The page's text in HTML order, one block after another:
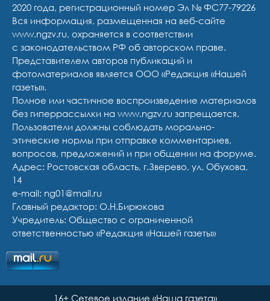
2020 года, регистрационный номер Эл № ФС77-79226
Вся информация, размещенная на веб-сайте
www.ngzv.ru, охраняется в соответствии
с законодательством РФ об авторском праве.
Представителем авторов публикаций и
фотоматериалов является ООО «Редакция «Нашей
газеты».
Полное или частичное воспроизведение материалов
без гиперрассылки на www.ngzv.ru запрещается.
Пользователи должны соблюдать морально-
этические нормы при отправке комментариев,
вопросов, предложений и при общении на форуме.
Адрес: Ростовская область, г.Зверево, ул. Обухова,
14
e-mail: ng01@mail.ru
Главный редактор: О.Н.Бирюкова
Учредитель: Общество с ограниченной
ответственностью «Редакция «Нашей газеты»
16+ Сетевое издание «Наша газета»